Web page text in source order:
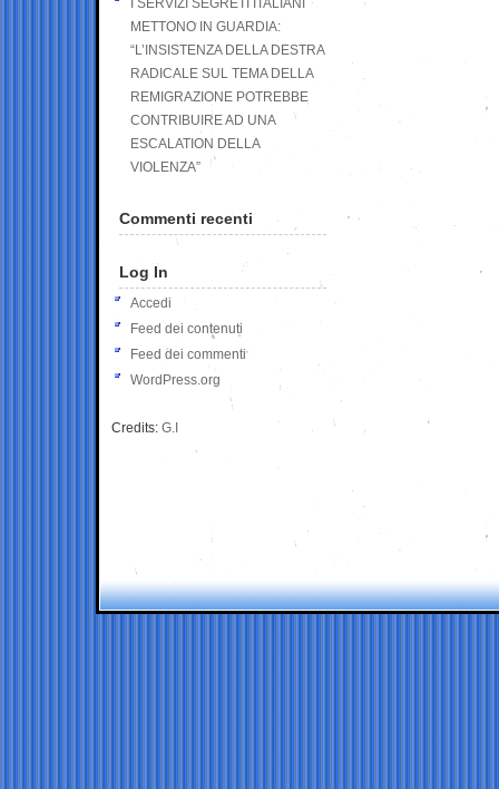
I SERVIZI SEGRETI ITALIANI
METTONO IN GUARDIA:
“L’INSISTENZA DELLA DESTRA
RADICALE SUL TEMA DELLA
REMIGRAZIONE POTREBBE
CONTRIBUIRE AD UNA
ESCALATION DELLA
VIOLENZA”
Commenti recenti
Log In
Accedi
Feed dei contenuti
Feed dei commenti
WordPress.org
Credits: G.I